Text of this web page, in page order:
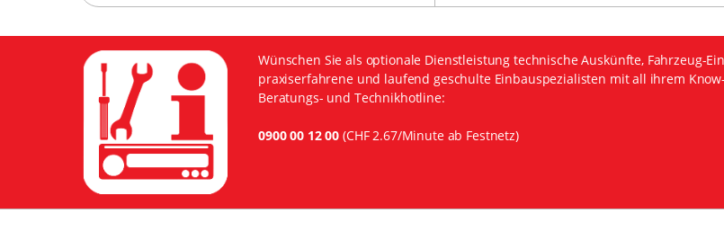
Wünschen Sie als optionale Dienstleistung technische Auskünfte, Fahrzeug-
praxiserfahrene und laufend geschulte Einbauspezialisten mit all ihrem
Beratungs- und Technikhotline:
0900 00 12 00 (CHF 2.67/Minute ab Festnetz)